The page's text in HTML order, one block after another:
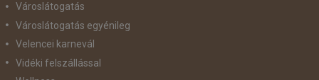
Városlátogatás
Városlátogatás egyénileg
Velencei karnevál
Vidéki felszállással